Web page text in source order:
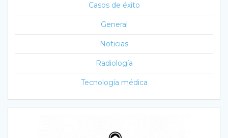
Casos de éxito
General
Noticias
Radiología
Tecnología médica